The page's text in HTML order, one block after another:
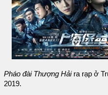
Pháo đài Thượng Hảira rạp ở
2019.